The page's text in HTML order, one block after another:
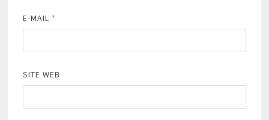
E-MAIL *
SITE WEB